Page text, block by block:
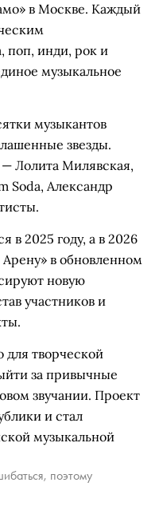
в Москве. Каждый
поп, инди, рок и
музыкальное
музыкантов
звезды.
Лолита Милявская,
Soda, Александр
в 2025 году, а в 2026
Арену» в обновленном
новую
участников и
для творческой
за привычные
звучании. Проект
и стал
музыкальной
поэтому